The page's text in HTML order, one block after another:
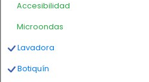
Accesibilidad
Microondas
Lavadora
Botiquín